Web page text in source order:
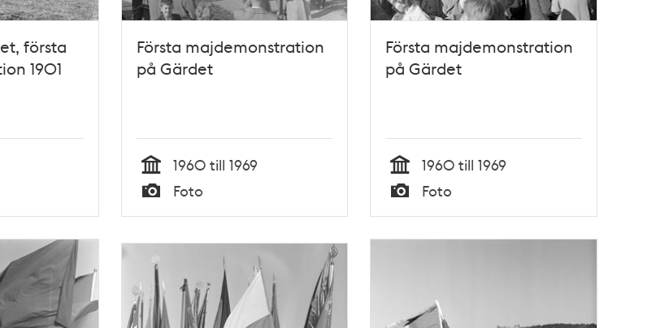
första
1901
Första majdemonstration
på Gärdet
Tid
1960 till 1969
Typ
Foto
Första majdemonstration
på Gärdet
Tid
1960 till 1969
Typ
Foto